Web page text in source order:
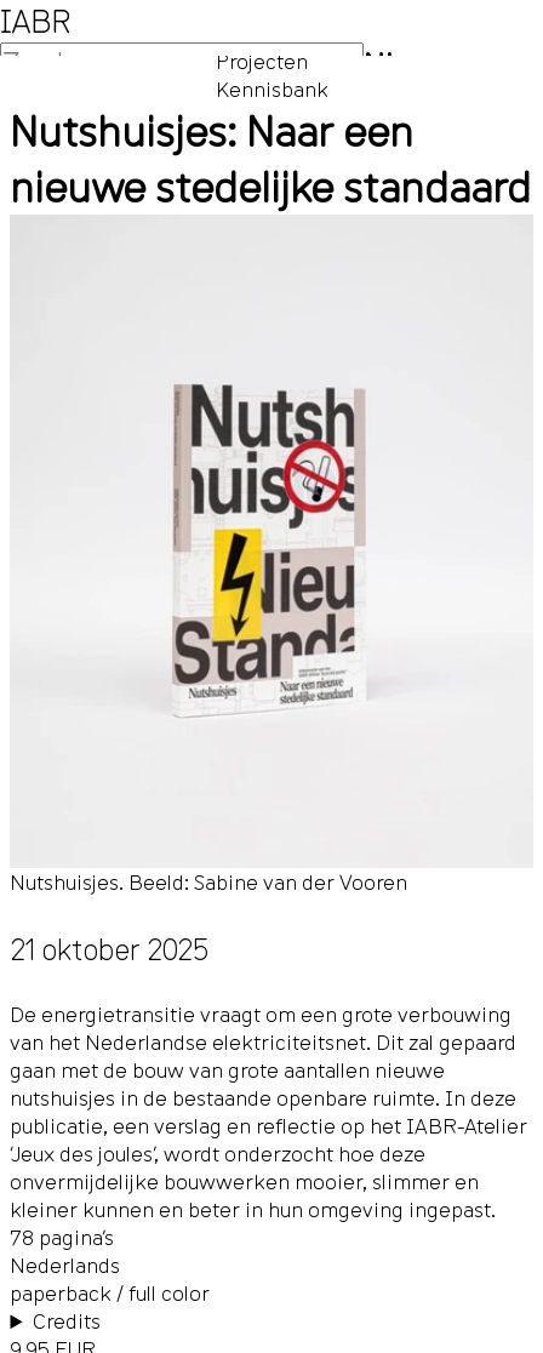
IABR
NL
Projecten
Kennisbank
Nutshuisjes: Naar een
nieuwe stedelijke standaard
Nutshuisjes. Beeld: Sabine van der Vooren
21 oktober 2025
De energietransitie vraagt om een grote verbouwing
van het Nederlandse elektriciteitsnet. Dit zal gepaard
gaan met de bouw van grote aantallen nieuwe
nutshuisjes in de bestaande openbare ruimte. In deze
publicatie, een verslag en reflectie op het IABR-Atelier
‘Jeux des joules’, wordt onderzocht hoe deze
onvermijdelijke bouwwerken mooier, slimmer en
kleiner kunnen en beter in hun omgeving ingepast.
78 pagina’s
Nederlands
paperback / full color
Credits